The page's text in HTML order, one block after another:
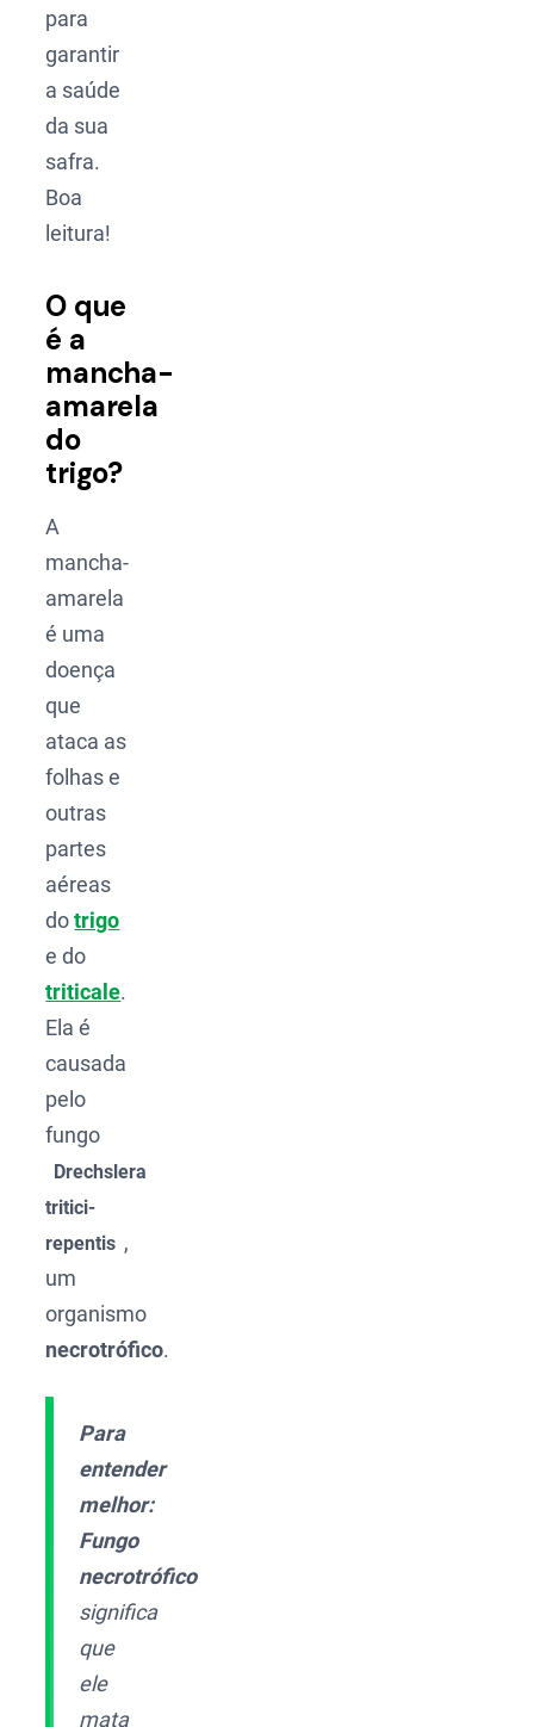
para
garantir
a saúde
da sua
safra.
Boa
leitura!
O que
é a
mancha-
amarela
do
trigo?
A
mancha-
amarela
é uma
doença
que
ataca as
folhas e
outras
partes
aéreas
dotrigo
e do
triticale.
Ela é
causada
pelo
fungo
Drechslera
tritici-
repentis ,
um
organismo
necrotrófico.
Para
entender
melhor:
Fungo
necrotrófico
significa
que
ele
mata